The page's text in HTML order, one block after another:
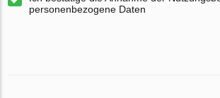
personenbezogene Daten